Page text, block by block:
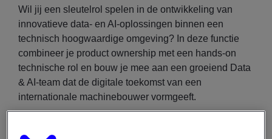
Wil jij een sleutelrol spelen in de ontwikkeling van
innovatieve data- en AI-oplossingen binnen een
technisch hoogwaardige omgeving? In deze functie
combineer je product ownership met een hands-on
technische rol en bouw je mee aan een groeiend Data
& AI-team dat de digitale toekomst van een
internationale machinebouwer vormgeeft.